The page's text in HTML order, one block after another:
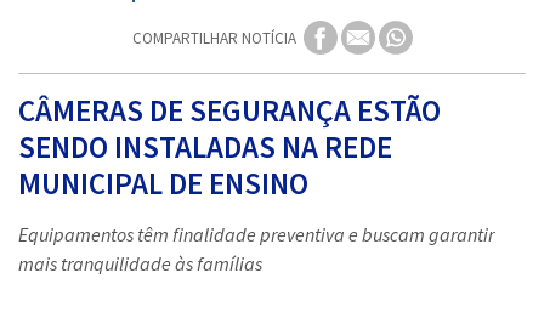
COMPARTILHAR NOTÍCIA
CÂMERAS DE SEGURANÇA ESTÃO
SENDO INSTALADAS NA REDE
MUNICIPAL DE ENSINO
Equipamentos têm finalidade preventiva e buscam garantir
mais tranquilidade às famílias